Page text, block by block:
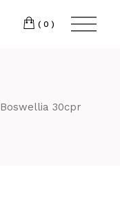
(0)
Boswellia 30cpr